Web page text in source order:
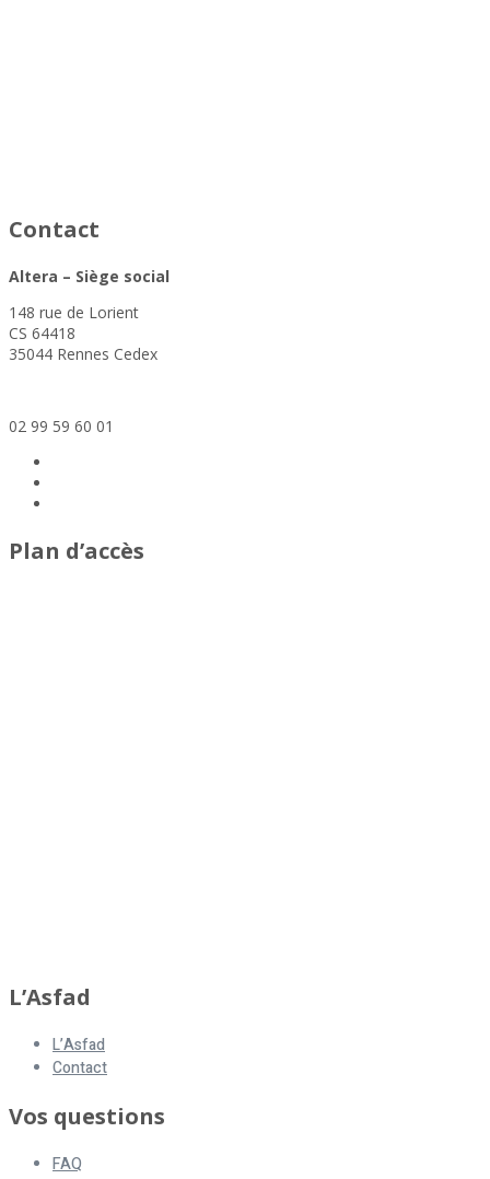
Contact
Altera – Siège social
148 rue de Lorient
CS 64418
35044 Rennes Cedex
02 99 59 60 01
Plan d’accès
L’Asfad
L’Asfad
Contact
Vos questions
FAQ